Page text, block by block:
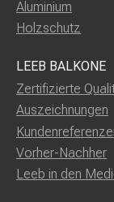
Aluminium
Holzschutz
LEEB BALKONE
Zertifizierte
Auszeichnungen
Vorher-Nachher
Leeb in den